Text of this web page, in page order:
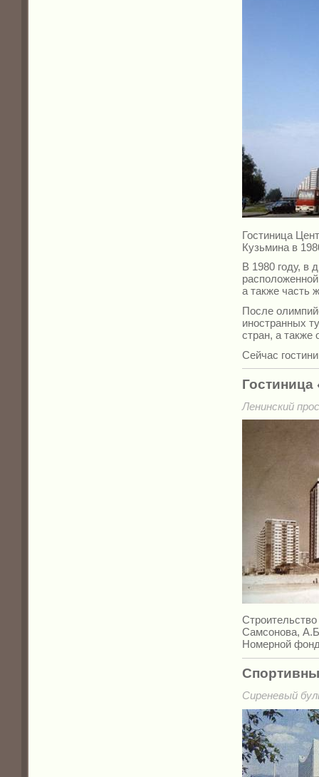
Гостиница
Кузьмина в
В 1980 году, в
а также часть
После
иностранных
стран, а также
Сейчас
Ленинский
Самсонова,
Номерной
Сиреневый